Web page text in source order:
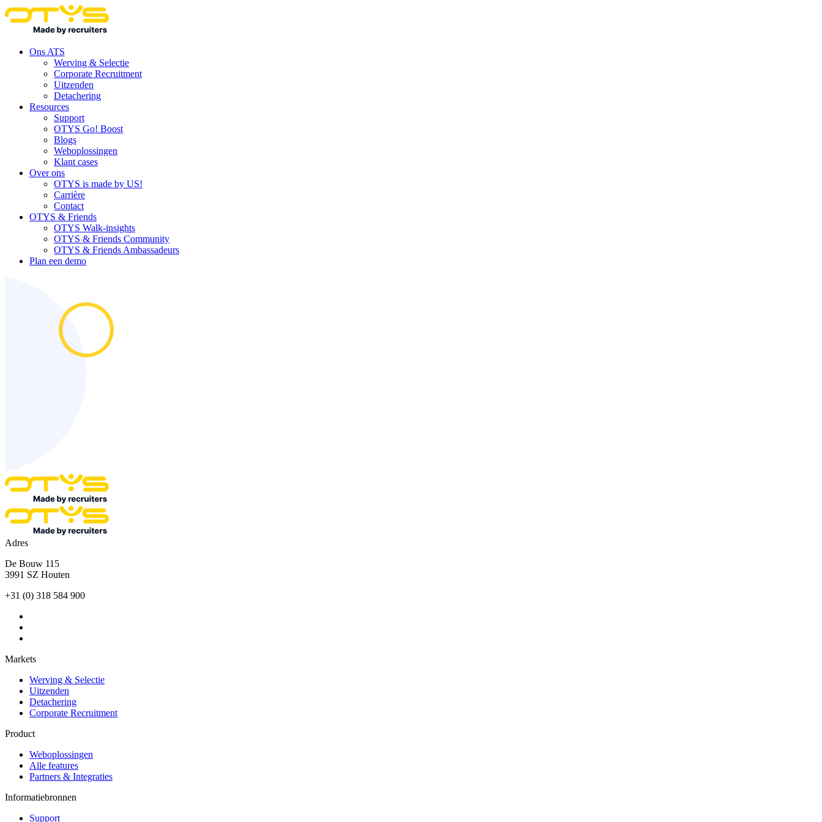
Ons ATS
Werving & Selectie
Corporate Recruitment
Uitzenden
Detachering
Resources
Support
OTYS Go! Boost
Blogs
Weboplossingen
Klant cases
Over ons
OTYS is made by US!
Carrière
Contact
OTYS & Friends
OTYS Walk-insights
OTYS & Friends Community
OTYS & Friends Ambassadeurs
Plan een demo
Adres
De Bouw 115
3991 SZ Houten
+31 (0) 318 584 900
Markets
Werving & Selectie
Uitzenden
Detachering
Corporate Recruitment
Product
Weboplossingen
Alle features
Partners & Integraties
Informatiebronnen
Support